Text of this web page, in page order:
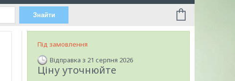
Знайти
Під замовлення
Відправка з 21 серпня 2026
Ціну уточнюйте